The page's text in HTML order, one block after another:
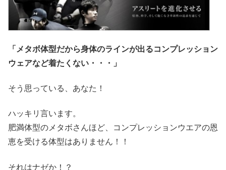
「メタボ体型だから身体のラインが出るコンプレッション
ウェアなど着たくない・・・」
そう思っている、あなた！
ハッキリ言います。
肥満体型のメタボさんほど、コンプレッションウエアの恩
恵を受ける体型はありません！！
それはナゼか！？